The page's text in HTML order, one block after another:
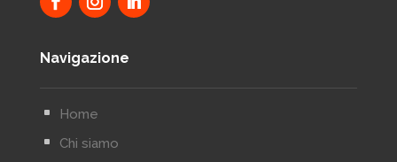
Navigazione
^ Home
^ Chi siamo